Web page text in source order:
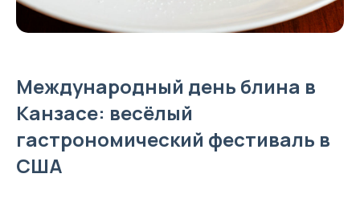
Международный день блина в
Канзасе: весёлый
гастрономический фестиваль в
США